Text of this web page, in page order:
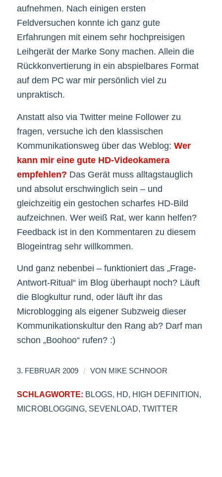
aufnehmen. Nach einigen ersten
Feldversuchen konnte ich ganz gute
Erfahrungen mit einem sehr hochpreisigen
Leihgerät der Marke Sony machen. Allein die
Rückkonvertierung in ein abspielbares Format
auf dem PC war mir persönlich viel zu
unpraktisch.
Anstatt also via Twitter meine Follower zu
fragen, versuche ich den klassischen
Kommunikationsweg über das Weblog: Wer
kann mir eine gute HD-Videokamera
empfehlen? Das Gerät muss alltagstauglich
und absolut erschwinglich sein – und
gleichzeitig ein gestochen scharfes HD-Bild
aufzeichnen. Wer weiß Rat, wer kann helfen?
Feedback ist in den Kommentaren zu diesem
Blogeintrag sehr willkommen.
Und ganz nebenbei – funktioniert das „Frage-
Antwort-Ritual“ im Blog überhaupt noch? Läuft
die Blogkultur rund, oder läuft ihr das
Microblogging als eigener Subzweig dieser
Kommunikationskultur den Rang ab? Darf man
schon „Boohoo“ rufen? :)
3. FEBRUAR 2009 / VON MIKE SCHNOOR
SCHLAGWORTE: BLOGS, HD, HIGH DEFINITION,
MICROBLOGGING, SEVENLOAD, TWITTER